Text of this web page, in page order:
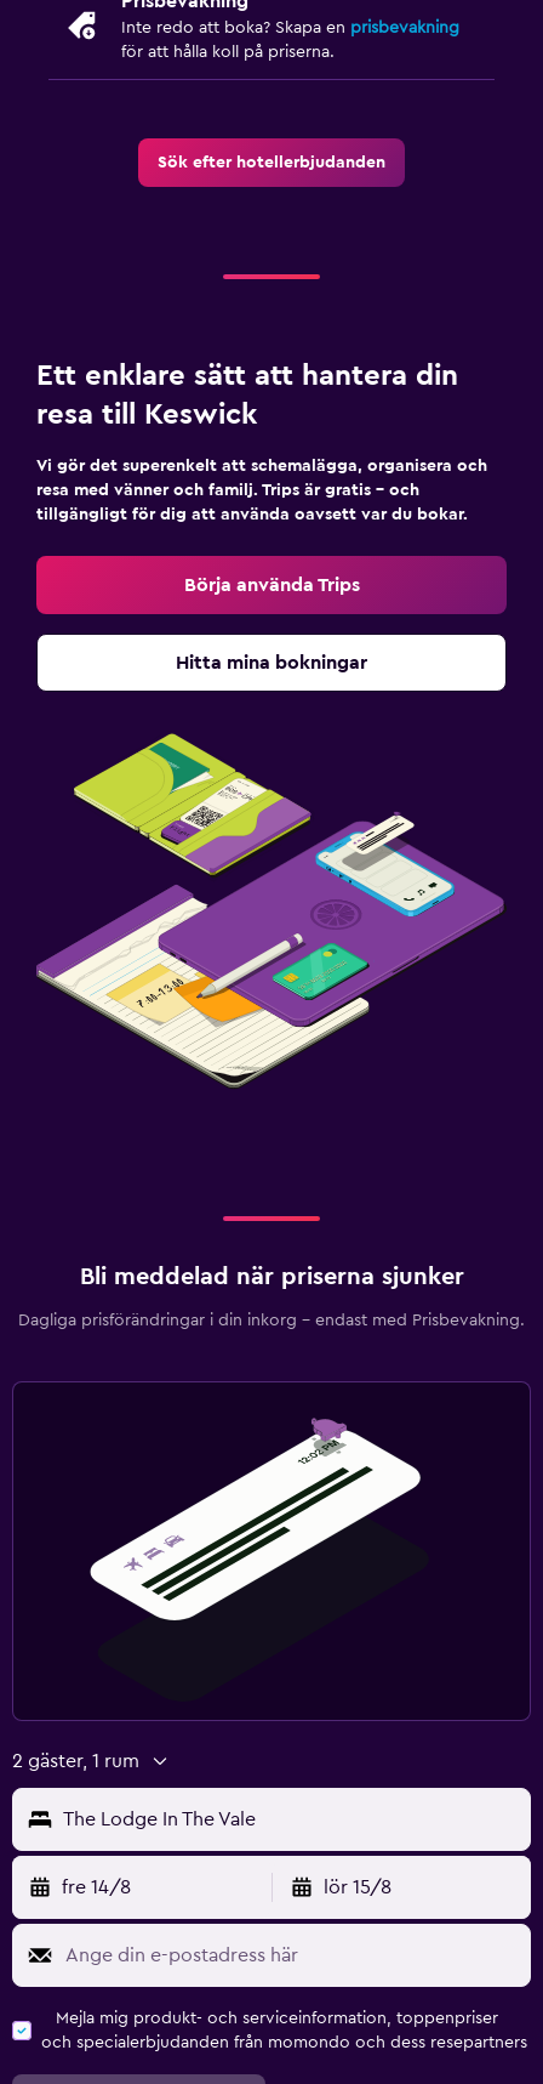
Inte redo att boka? Skapa en prisbevakning
för att hålla koll på priserna.
Sök efter hotellerbjudanden
Ett enklare sätt att hantera din
resa till Keswick
Vi gör det superenkelt att schemalägga, organisera och
resa med vänner och familj. Trips är gratis – och
tillgängligt för dig att använda oavsett var du bokar.
Börja använda Trips
Hitta mina bokningar
Bli meddelad när priserna sjunker
Dagliga prisförändringar i din inkorg – endast med Prisbevakning.
2 gäster, 1 rum
The Lodge In The Vale
fre 14/8 lör 15/8
Mejla mig produkt- och serviceinformation, toppenpriser
och specialerbjudanden från momondo och dess resepartners